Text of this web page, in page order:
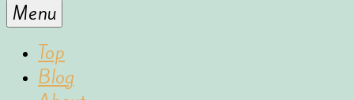
for
the
sports
Menu
Top
Blog